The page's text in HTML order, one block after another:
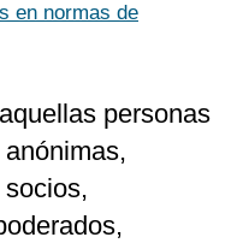
en normas de
personas